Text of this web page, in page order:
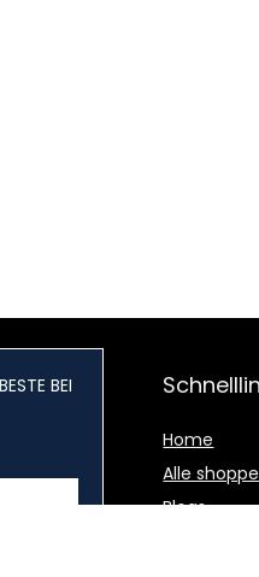
BEI
Home
Alle
Blogs